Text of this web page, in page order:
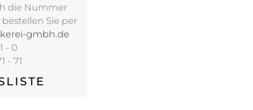
die Nummer
Sie per
gmbh.de
- 0
- 71